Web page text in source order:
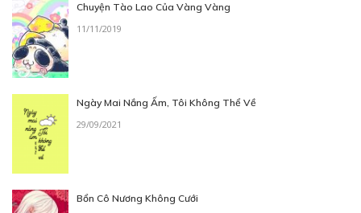
Chuyện Tào Lao Của Vàng Vàng
11/11/2019
Ngày Mai Nắng Ấm, Tôi Không Thể Về
29/09/2021
Bổn Cô Nương Không Cưới